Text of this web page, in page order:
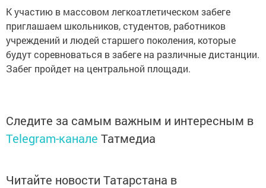
К участию в массовом легкоатлетическом забеге
приглашаем школьников, студентов, работников
учреждений и людей старшего поколения, которые
будут соревноваться в забеге на различные дистанции.
Забег пройдет на центральной площади.
Следите за самым важным и интересным в
Telegram-канале Татмедиа
Читайте новости Татарстана в